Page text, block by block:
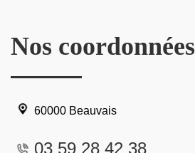
Nos coordonnées
60000 Beauvais
03 59 28 42 38